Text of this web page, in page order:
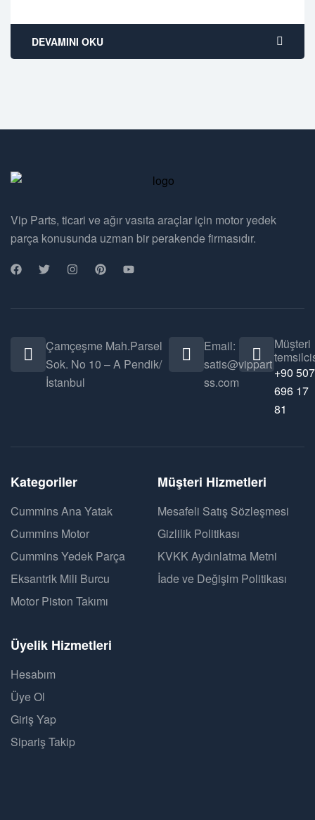
DEVAMINI OKU
Vip Parts, ticari ve ağır vasıta araçlar için motor yedek
parça konusunda uzman bir perakende firmasıdır.
Çamçeşme Mah.Parsel
Sok. No 10 – A Pendik/
İstanbul
Email:
satis@vippart
ss.com
Müşteri
+90 507
696 17
81
Kategoriler
Cummins Ana Yatak
Cummins Motor
Cummins Yedek Parça
Eksantrik Mili Burcu
Motor Piston Takımı
Müşteri Hizmetleri
Mesafeli Satış Sözleşmesi
Gizlilik Politikası
KVKK Aydınlatma Metni
İade ve Değişim Politikası
Üyelik Hizmetleri
Hesabım
Üye Ol
Giriş Yap
Sipariş Takip